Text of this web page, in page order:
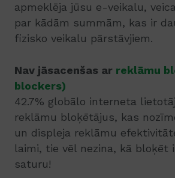
apmeklēja jūsu e-veikalu,
par kādām summām, kas ir
fizisko veikalu pārstāvjiem.
Nav jāsacenšas ar reklāmu
blockers)
42.7% globālo interneta
reklāmu bloķētājus, kas
un displeja reklāmu
laimi, tie vēl nezina, kā bloķēt
saturu!